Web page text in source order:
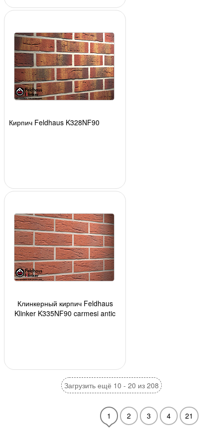
Кирпич Feldhaus K328NF90
Клинкерный кирпич Feldhaus
Klinker K335NF90 carmesi antic
Загрузить ещё 10 - 20 из 208
1 2 3 4 21